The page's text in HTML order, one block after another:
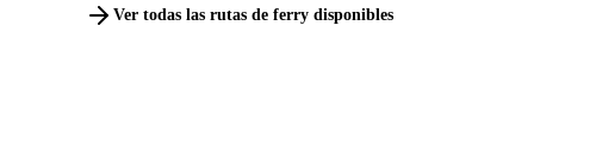
Ver todas las rutas de ferry disponibles